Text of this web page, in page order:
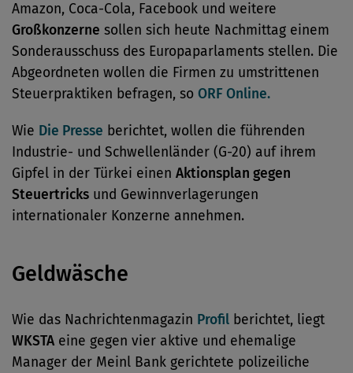
Amazon, Coca-Cola, Facebook und weitere
Großkonzerne sollen sich heute Nachmittag einem
Sonderausschuss des Europaparlaments stellen. Die
Abgeordneten wollen die Firmen zu umstrittenen
Steuerpraktiken befragen, so ORF Online.
Wie Die Presse berichtet, wollen die führenden
Industrie- und Schwellenländer (G-20) auf ihrem
Gipfel in der Türkei einen Aktionsplan gegen
Steuertricks und Gewinnverlagerungen
internationaler Konzerne annehmen.
Geldwäsche
Wie das Nachrichtenmagazin Profil berichtet, liegt
WKSTA eine gegen vier aktive und ehemalige
Manager der Meinl Bank gerichtete polizeiliche